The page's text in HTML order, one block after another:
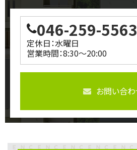
046-259-5563
定休日：水曜日
営業時間：8:30～20:00
お問い合